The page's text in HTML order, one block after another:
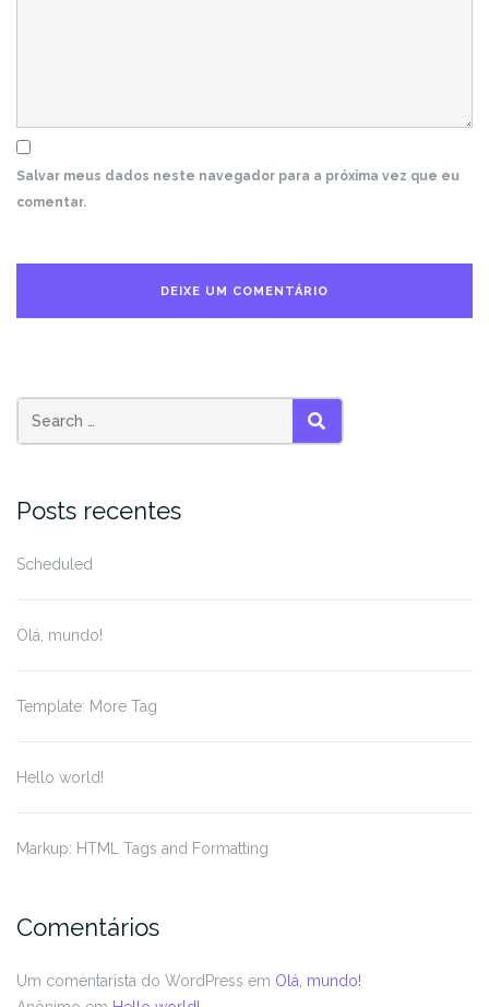
Salvar meus dados neste navegador para a próxima vez que eu
comentar.
SEARCH
Posts recentes
Scheduled
Olá, mundo!
Template: More Tag
Hello world!
Markup: HTML Tags and Formatting
Comentários
Um comentarista do WordPress em Olá, mundo!